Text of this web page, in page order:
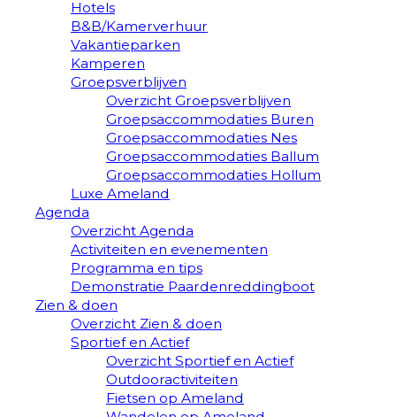
Hotels
B&B/Kamerverhuur
Vakantieparken
Kamperen
Groepsverblijven
Overzicht Groepsverblijven
Groepsaccommodaties Buren
Groepsaccommodaties Nes
Groepsaccommodaties Ballum
Groepsaccommodaties Hollum
Luxe Ameland
Agenda
Overzicht Agenda
Activiteiten en evenementen
Programma en tips
Demonstratie Paardenreddingboot
Zien & doen
Overzicht Zien & doen
Sportief en Actief
Overzicht Sportief en Actief
Outdooractiviteiten
Fietsen op Ameland